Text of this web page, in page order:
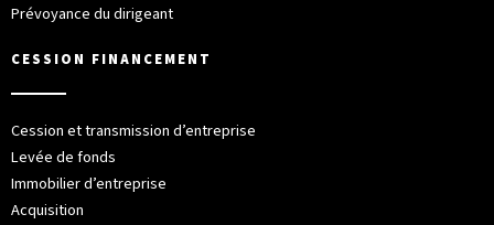
Prévoyance du dirigeant
CESSION FINANCEMENT
Cession et transmission d’entreprise
Levée de fonds
Immobilier d’entreprise
Acquisition